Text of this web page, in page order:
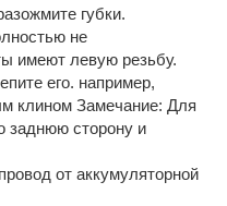
губки.
не
имеют левую резьбу.
его. например,
клином Замечание: Для
заднюю сторону и
от аккумуляторной